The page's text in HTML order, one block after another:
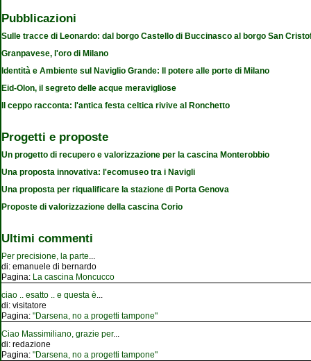
Pubblicazioni
Sulle tracce di Leonardo: dal borgo Castello di Buccinasco al borgo San
Granpavese, l'oro di Milano
Identità e Ambiente sul Naviglio Grande: Il potere alle porte di Milano
Eid-Olon, il segreto delle acque meravigliose
Il ceppo racconta: l'antica festa celtica rivive al Ronchetto
Progetti e proposte
Un progetto di recupero e valorizzazione per la cascina Monterobbio
Una proposta innovativa: l'ecomuseo tra i Navigli
Una proposta per riqualificare la stazione di Porta Genova
Proposte di valorizzazione della cascina Corio
Ultimi commenti
Per precisione, la parte...
di: emanuele di bernardo
Pagina: La cascina Moncucco
ciao .. esatto .. e questa è...
di: visitatore
Pagina: "Darsena, no a progetti tampone"
Ciao Massimiliano, grazie per...
di: redazione
Pagina: "Darsena, no a progetti tampone"